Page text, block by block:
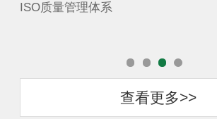
ISO质量管理体系
查看更多>>